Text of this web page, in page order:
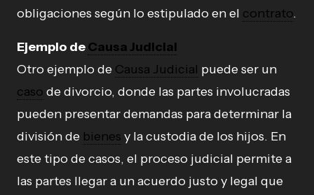
obligaciones según lo estipulado en el contrato.
Ejemplo deCausa Judicial
Otro ejemplo de Causa Judicial puede ser un
caso de divorcio, donde las partes involucradas
pueden presentar demandas para determinar la
división de bienes y la custodia de los hijos. En
este tipo de casos, el proceso judicial permite a
las partes llegar a un acuerdo justo y legal que